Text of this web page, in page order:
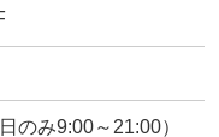
のみ9:00～21:00）